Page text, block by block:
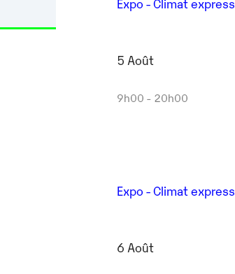
5 Août
9h00 - 20h00
Expo - Climat express
6 Août